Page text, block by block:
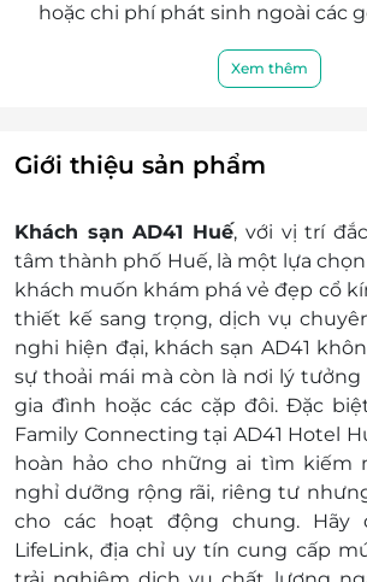
hoặc chi phí phát sinh ngoài các
Miễn phí trẻ em dưới 6 tuổi
Trẻ em từ 5-11 tuổi: Thu 80.000
bao gồm ăn sáng cho trẻ,
VNĐ/người (Giá bao gồm
chưa hóa đơn)
Phụ thu lễ tết:
Phụ thu: 150.000 VNĐ/1
Các ngày lễ quy định:
nguyên đán (29 Tết đến hết
10/03(Âm lịch); Lễ 30/04 &
29/4 đến hết 2/05); 30/8-3/9
Điều kiện đặt phòng:
Hotline đặt tour & tư vấn
2065
Văn phòng HCM:
Xem thêm
Giới thiệu sản phẩm
Khách sạn AD41 Huế, với vị trí
tâm thành phố Huế, là một lựa
khách muốn khám phá vẻ đẹp cổ
thiết kế sang trọng, dịch vụ
nghi hiện đại, khách sạn AD41
sự thoải mái mà còn là nơi lý
gia đình hoặc các cặp đôi. Đặc
Family Connecting tại AD41 Hotel
hoàn hảo cho những ai tìm kiếm
nghỉ dưỡng rộng rãi, riêng tư
cho các hoạt động chung. Hãy
LifeLink, địa chỉ uy tín cung cấp